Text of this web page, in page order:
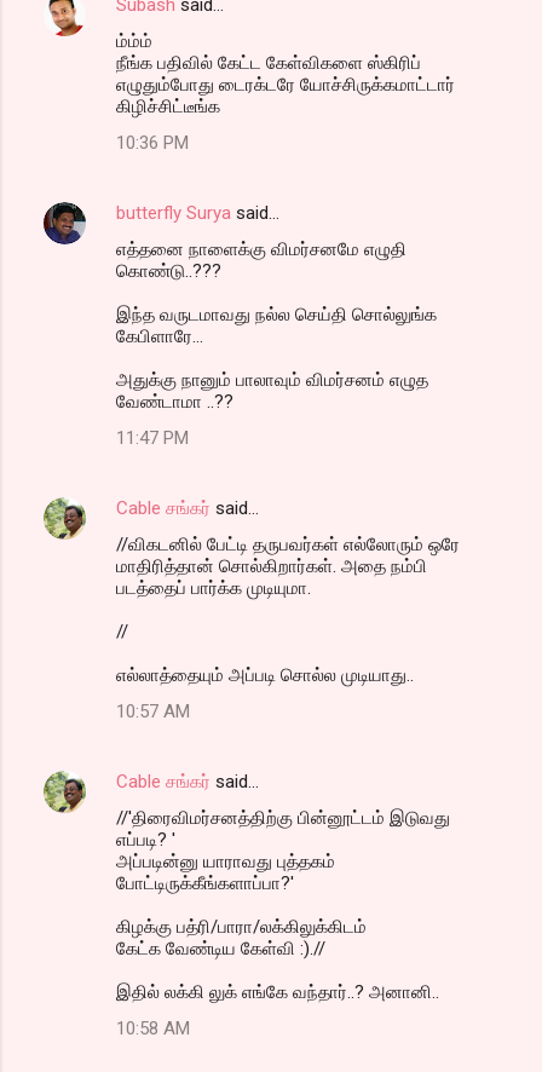
ம்ம்ம்
நீங்க பதிவில் கேட்ட கேள்விகளை ஸ்கிரிப்
எழுதும்போது டைரக்டரே யோச்சிருக்கமாட்டார்
கிழிச்சிட்டீங்க
10:36 PM
butterfly Surya said…
எத்தனை நாளைக்கு விமர்சனமே எழுதி
கொண்டு..???
இந்த வருடமாவது நல்ல செய்தி சொல்லுங்க
கேபிளாரே...
அதுக்கு நானும் பாலாவும் விமர்சனம் எழுத
வேண்டாமா ..??
11:47 PM
Cable சங்கர் said…
//விகடனில் பேட்டி தருபவர்கள் எல்லோரும் ஒரே
மாதிரித்தான் சொல்கிறார்கள். அதை நம்பி
படத்தைப் பார்க்க முடியுமா.
//
எல்லாத்தையும் அப்படி சொல்ல முடியாது..
10:57 AM
Cable சங்கர் said…
//'திரைவிமர்சனத்திற்கு பின்னூட்டம் இடுவது
எப்படி? '
அப்படின்னு யாராவது புத்தகம்
போட்டிருக்கீங்களாப்பா?'
கிழக்கு பத்ரி/பாரா/லக்கிலுக்கிடம்
கேட்க வேண்டிய கேள்வி :).//
இதில் லக்கி லுக் எங்கே வந்தார்..? அனானி..
10:58 AM